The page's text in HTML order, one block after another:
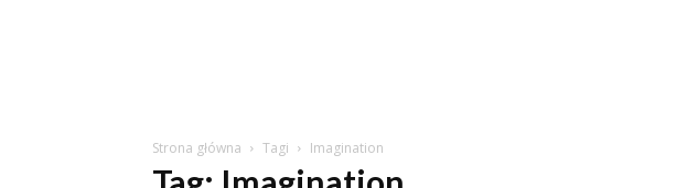
Strona główna Tagi Imagination